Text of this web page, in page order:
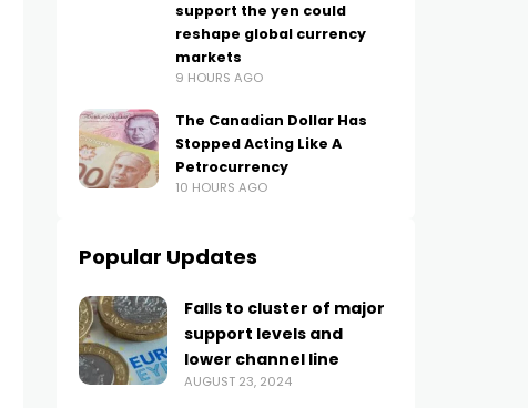
support the yen could
reshape global currency
markets
9 HOURS AGO
The Canadian Dollar Has
Stopped Acting Like A
Petrocurrency
10 HOURS AGO
Popular Updates
Falls to cluster of major
support levels and
lower channel line
AUGUST 23, 2024